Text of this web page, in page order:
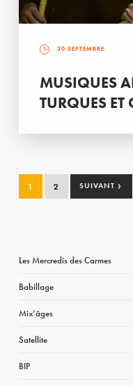
30 SEPTEMBRE
MUSIQUES
TURQUES
1 2 SUIVANT ›
Les Mercredis des Carmes
Babillage
Mix’âges
Satellite
BIP